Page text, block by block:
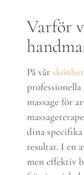
Varför
På vår
massage för
dina
resultat. I en
men effektiv